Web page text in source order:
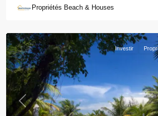
Propriétés Beach & Houses
Previous
Investir